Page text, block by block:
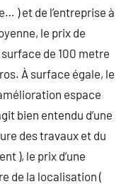
) et de l’entreprise à
le prix de
surface de 100 metre
À surface égale, le
espace
bien entendu d’une
des travaux et du
), le prix d’une
de la localisation (